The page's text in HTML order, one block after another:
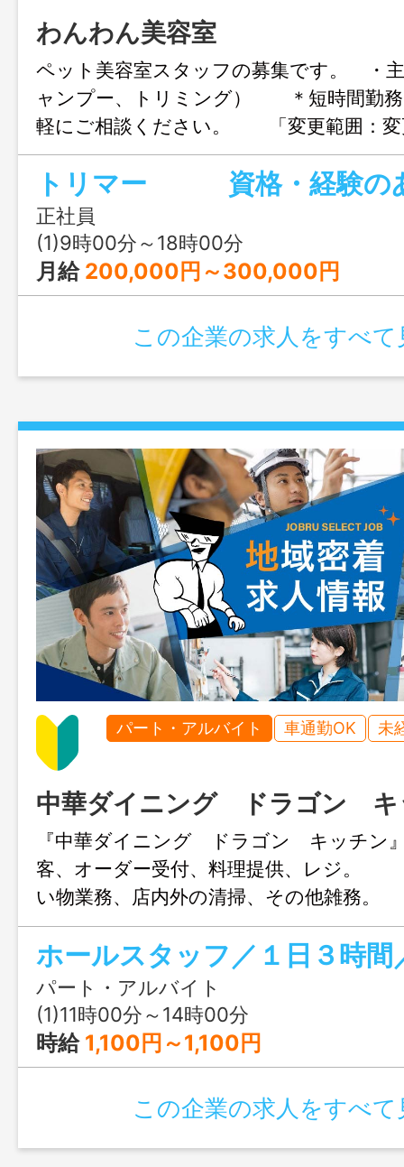
わんわん美容室
ペット美容室スタッフの募集です。 ・
ャンプー、トリミング） ＊短時間勤務
軽にご相談ください。 「変更範囲：変
トリマー 資格・経験の
正社員
(1)9時00分～18時00分
月給 200,000円～300,000円
この企業の求人をすべて
パート・アルバイト 車通勤OK 未
中華ダイニング ドラゴン キ
『中華ダイニング ドラゴン キッチ
客、オーダー受付、料理提供、レジ。
い物業務、店内外の清掃、その他雑務
み作業 ＊副業可能です。 ＊毎週木曜
す。 ＊立ち仕事になる為、ある程度の
ます。 【変更範囲：変更なし】
パート・アルバイト
(1)11時00分～14時00分
時給 1,100円～1,100円
この企業の求人をすべて